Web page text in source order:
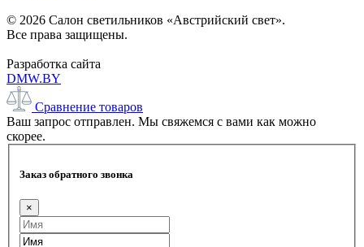
© 2026 Салон светильников «Австрийский свет».
Все права защищены.
Разработка сайта
DMW.BY
Сравнение товаров
Ваш запрос отправлен. Мы свяжемся с вами как можно
скорее.
Заказ обратного звонка
×